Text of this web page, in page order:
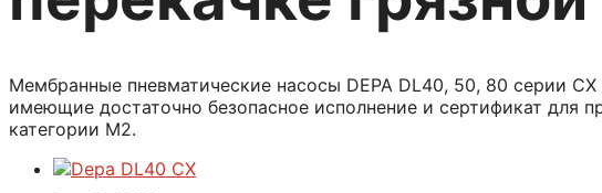
Мембранные пневматические насосы DEPA DL40, 50, 80 серии
имеющие достаточно безопасное исполнение и сертификат для
категории М2.